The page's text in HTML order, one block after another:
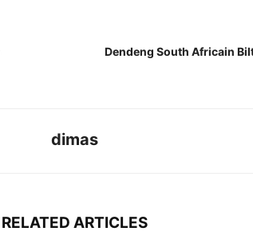
Dendeng South Africain
dimas
RELATED ARTICLES